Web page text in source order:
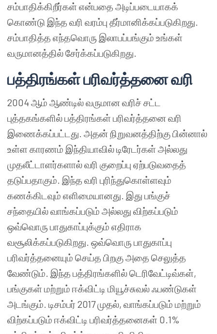
சம்பாதிக்கிறீர்கள் என்பதை அடிப்படையாகக்
கொண்டு இந்த வரி வரம்பு தீர்மானிக்கப்படுகிறது.
சம்பாதித்த எந்தவொரு இலாபப்பங்கும் உங்கள்
வருமானத்தில் சேர்க்கப்படுகிறது.
பத்திரங்கள் பரிவர்த்தனை வரி
2004 ஆம் ஆண்டில் வருமான வரிச் சட்ட
புத்தகங்களில் பத்திரங்கள் பரிவர்த்தனை வரி
இணைக்கப்பட்டது. அதன் நிறுவனத்திற்கு பின்னால்
உள்ள காரணம் இந்தியாவில் டிரேடர்கள் அல்லது
முதலீட்டாளர்களால் வரி குறைப்பு ஏற்படுவதைத்
தடுப்பதாகும். இந்த வரி புரிந்துகொள்ளவும்
கணக்கிடவும் எளிமையானது. இது பங்குச்
சந்தையில் வாங்கப்படும் அல்லது விற்கப்படும்
ஒவ்வொரு பாதுகாப்புக்கும் எதிராக
வசூலிக்கப்படுகிறது. ஒவ்வொரு பாதுகாப்பு
பரிவர்த்தனையும் செய்த பிறகு அதை செலுத்த
வேண்டும். இந்த பத்திரங்களில் டெரிவேட்டிவ்கள்,
பங்குகள் மற்றும் ஈக்விட்டி மியூச்சுவல் ஃபண்டுகள்
அடங்கும். டிசம்பர் 2017 முதல், வாங்கப்படும் மற்றும்
விற்கப்படும் ஈக்விட்டி பரிவர்த்தனைகள் 0.1%